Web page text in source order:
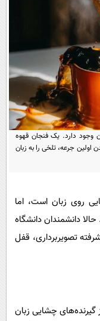
وجود دارد. یک فنجان قهوه
جرعه، تلخی را به زبان
روی زبان است، اما
دانشمندان دانشگاه
تصویربرداری، قفل
گیرنده‌های چشایی زبان